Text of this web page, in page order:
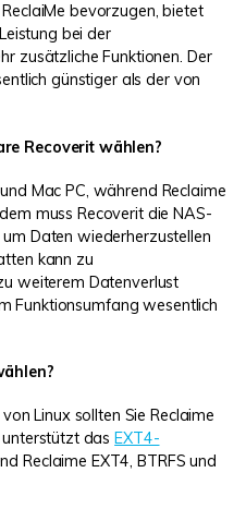
bevorzugen, bietet
bei der
zusätzliche Funktionen. Der
günstiger als der von
Recoverit wählen?
Mac PC, während Reclaime
muss Recoverit die NAS-
Daten wiederherzustellen
kann zu
weiterem Datenverlust
Funktionsumfang wesentlich
Linux sollten Sie Reclaime
unterstützt dasEXT4-
Reclaime EXT4, BTRFS und